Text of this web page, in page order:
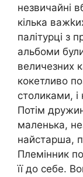
незвичайні
кілька
палітурці з
альбоми
величезних
кокетливо
столиками,
Потім
маленька,
найстарша,
Племінник
її до себе.